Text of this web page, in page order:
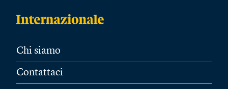
Chi siamo
Contattaci